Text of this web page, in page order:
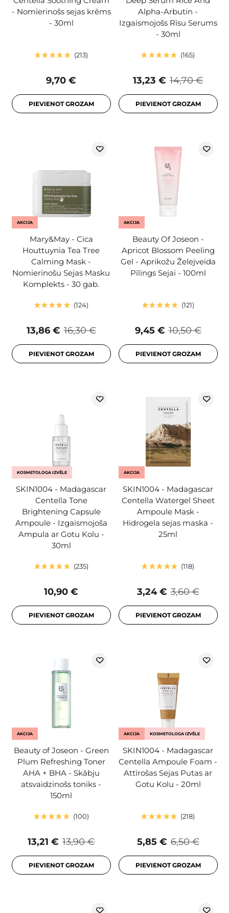
- Nomierinošs sejas krēms
- 30ml
213
9,70 €
PIEVIENOT GROZAM
Alpha-Arbutin -
Izgaismojošs Rīsu Serums
- 30ml
165
14,70 €
13,23 €
PIEVIENOT GROZAM
AKCIJA
Mary&May - Cica
Houttuynia Tea Tree
Calming Mask -
Nomierinošu Sejas Masku
Komplekts - 30 gab.
124
16,30 €
13,86 €
PIEVIENOT GROZAM
AKCIJA
Beauty Of Joseon -
Apricot Blossom Peeling
Gel - Aprikožu Želejveida
Pīlings Sejai - 100ml
121
10,50 €
9,45 €
PIEVIENOT GROZAM
KOSMETOLOGA IZVĒLE
SKIN1004 - Madagascar
Centella Tone
Brightening Capsule
Ampoule - Izgaismojoša
Ampula ar Gotu Kolu -
30ml
235
10,90 €
PIEVIENOT GROZAM
AKCIJA
SKIN1004 - Madagascar
Centella Watergel Sheet
Ampoule Mask -
Hidrogela sejas maska -
25ml
118
3,60 €
3,24 €
PIEVIENOT GROZAM
AKCIJA
Beauty of Joseon - Green
Plum Refreshing Toner
AHA + BHA - Skābju
atsvaidzinošs toniks -
150ml
100
13,90 €
13,21 €
PIEVIENOT GROZAM
AKCIJA KOSMETOLOGA IZVĒLE
SKIN1004 - Madagascar
Centella Ampoule Foam -
Attīrošas Sejas Putas ar
Gotu Kolu - 20ml
218
6,50 €
5,85 €
PIEVIENOT GROZAM